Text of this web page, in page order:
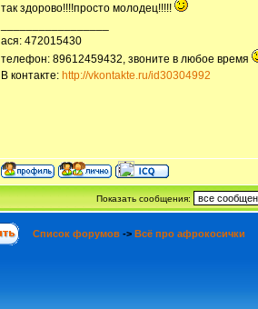
так здорово!!!!просто молодец!!!!!
ася: 472015430
телефон: 89612459432, звоните в любое время
В контакте: http://vkontakte.ru/id30304992
Показать сообщения:
Список форумов -> Всё про афрокосички